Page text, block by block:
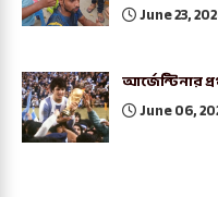
June 23,
আর্জেন্টিনার
June 06,